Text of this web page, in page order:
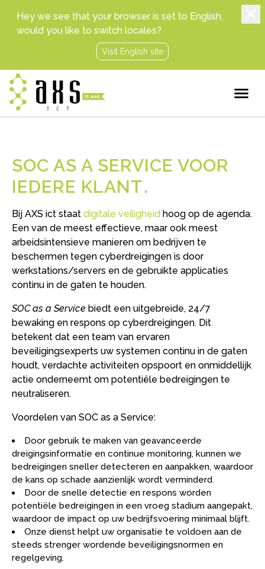
Hey we see that your browser is set to English,
would you like to switch locales?
Visit English site
SOC AS A SERVICE VOOR
IEDERE KLANT
Bij AXS ict staat digitale veiligheid hoog op de agenda.
Een van de meest effectieve, maar ook meest
arbeidsintensieve manieren om bedrijven te
beschermen tegen cyberdreigingen is door
werkstations/servers en de gebruikte applicaties
continu in de gaten te houden.
SOC as a Service biedt een uitgebreide, 24/7
bewaking en respons op cyberdreigingen. Dit
betekent dat een team van ervaren
beveiligingsexperts uw systemen continu in de gaten
houdt, verdachte activiteiten opspoort en onmiddellijk
actie onderneemt om potentiële bedreigingen te
neutraliseren.
Voordelen van SOC as a Service:
Door gebruik te maken van geavanceerde
dreigingsinformatie en continue monitoring, kunnen we
bedreigingen sneller detecteren en aanpakken, waardoor
de kans op schade aanzienlijk wordt verminderd.
Door de snelle detectie en respons worden
potentiële bedreigingen in een vroeg stadium aangepakt,
waardoor de impact op uw bedrijfsvoering minimaal blijft.
Onze dienst helpt uw organisatie te voldoen aan de
steeds strenger wordende beveiligingsnormen en
regelgeving.